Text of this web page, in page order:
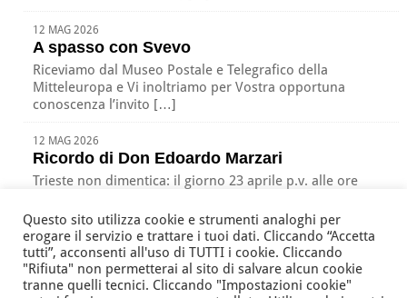
12 MAG 2026
A spasso con Svevo
Riceviamo dal Museo Postale e Telegrafico della
Mitteleuropa e Vi inoltriamo per Vostra opportuna
conoscenza l’invito […]
12 MAG 2026
Ricordo di Don Edoardo Marzari
Trieste non dimentica: il giorno 23 aprile p.v. alle ore
Associazione Nazionale Tutte le Età Attive per la Solidarietà
della Regione Friuli Venezia Giulia ODV
Questo sito utilizza cookie e strumenti analoghi per
erogare il servizio e trattare i tuoi dati. Cliccando “Accetta
tutti”, acconsenti all'uso di TUTTI i cookie. Cliccando
"Rifiuta" non permetterai al sito di salvare alcun cookie
tranne quelli tecnici. Cliccando "Impostazioni cookie"